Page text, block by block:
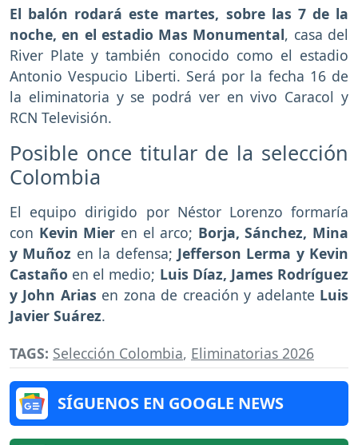
El balón rodará este martes, sobre las 7 de la
noche, en el estadio Mas Monumental, casa del
River Plate y también conocido como el estadio
Antonio Vespucio Liberti. Será por la fecha 16 de
la eliminatoria y se podrá ver en vivo Caracol y
RCN Televisión.
Posible once titular de la selección
Colombia
El equipo dirigido por Néstor Lorenzo formaría
con Kevin Mier en el arco; Borja, Sánchez, Mina
y Muñoz en la defensa; Jefferson Lerma y Kevin
Castaño en el medio; Luis Díaz, James Rodríguez
y John Arias en zona de creación y adelante Luis
Javier Suárez.
TAGS: Selección Colombia, Eliminatorias 2026
SÍGUENOS EN GOOGLE NEWS